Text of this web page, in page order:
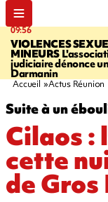
09:56
VIOLENCES
MINEURS
judiciaire dénonce
Darmanin
Accueil Actus Réunion
Suite à un
Cilaos :
cette
de